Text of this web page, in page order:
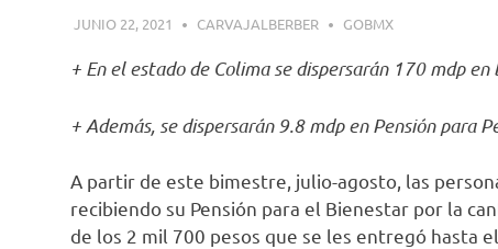
JUNIO 22, 2021 CARVAJALBERBER GOBMX
+ En el estado de Colima se dispersarán 170 mdp
+ Además, se dispersarán 9.8 mdp en Pensión para
A partir de este bimestre, julio-agosto, las
recibiendo su Pensión para el Bienestar por la
de los 2 mil 700 pesos que se les entregó hasta